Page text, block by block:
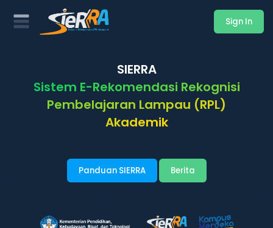
Sign In
SIERRA
Sistem E-Rekomendasi Rekognisi
Pembelajaran Lampau (RPL)
Akademik
Panduan SIERRA Berita